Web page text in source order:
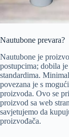
Nautubone prevara?
Nautubone je
postupcima; dobila
standardima.
povezana je s
proizvoda. Ovo se
proizvod sa web
savjetujemo da
proizvođača.